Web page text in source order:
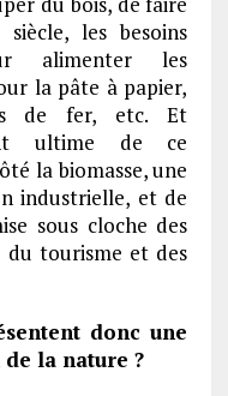
siècle, les besoins
alimenter les
la pâte à papier,
de fer, etc. Et
ultime de ce
la biomasse, une
industrielle, et de
sous cloche des
du tourisme et des
donc une
la nature ?